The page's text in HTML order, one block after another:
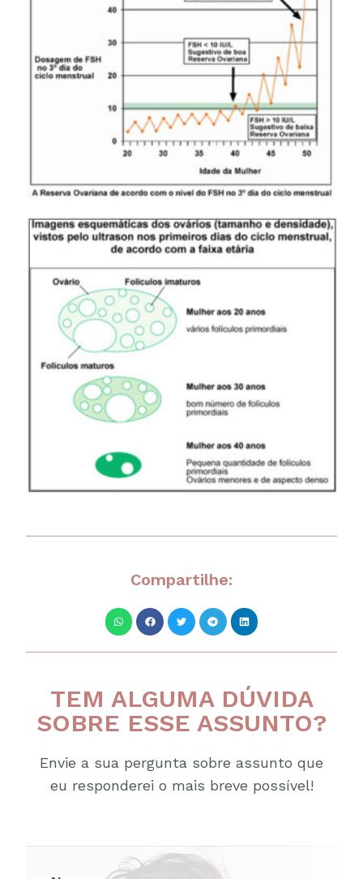
Compartilhe:
TEM ALGUMA DÚVIDA
SOBRE ESSE ASSUNTO?
Envie a sua pergunta sobre assunto que
eu responderei o mais breve possível!